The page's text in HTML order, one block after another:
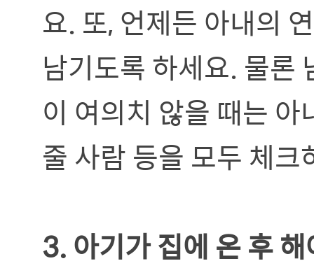
요. 또, 언제든 아내의
남기도록 하세요. 물론
이 여의치 않을 때는
줄 사람 등을 모두 체크
3. 아기가 집에 온 후